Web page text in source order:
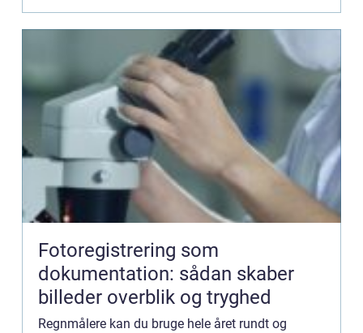
Fotoregistrering som
dokumentation: sådan skaber
billeder overblik og tryghed
Regnmålere kan du bruge hele året rundt og